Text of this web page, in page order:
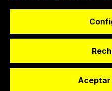
© Dashboard
Aceptar